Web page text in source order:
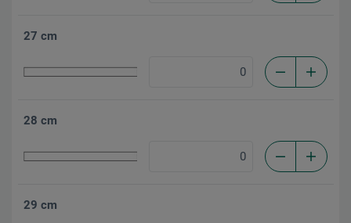
27 cm
28 cm
29 cm